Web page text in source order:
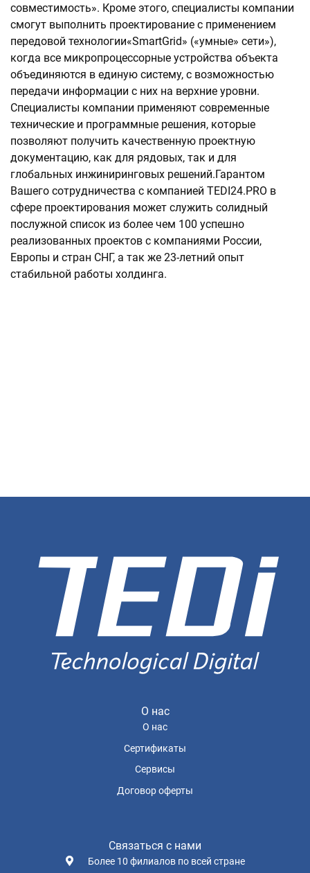
совместимость». Кроме этого, специалисты компании
смогут выполнить проектирование с применением
передовой технологии«SmartGrid» («умные» сети»),
когда все микропроцессорные устройства объекта
объединяются в единую систему, с возможностью
передачи информации c них на верхние уровни.
Специалисты компании применяют современные
технические и программные решения, которые
позволяют получить качественную проектную
документацию, как для рядовых, так и для
глобальных инжиниринговых решений.Гарантом
Вашего сотрудничества с компанией TEDI24.PRO в
сфере проектирования может служить солидный
послужной список из более чем 100 успешно
реализованных проектов с компаниями России,
Европы и стран СНГ, а так же 23-летний опыт
стабильной работы холдинга.
О нас
О нас
Сертификаты
Сервисы
Договор оферты
Связаться с нами
Более 10 филиалов по всей стране